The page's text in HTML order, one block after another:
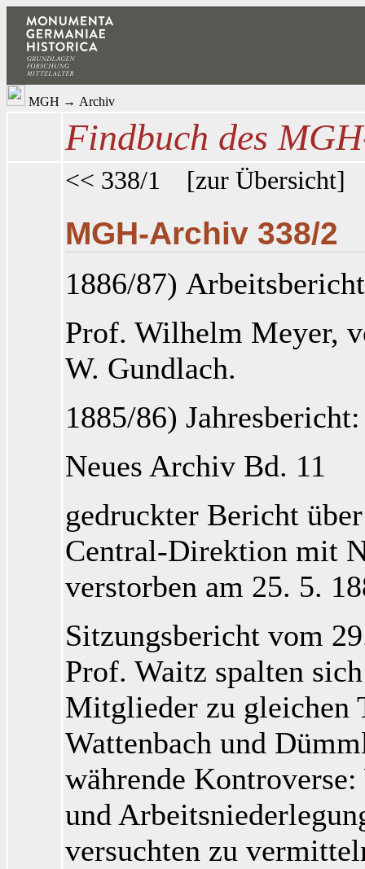
MGH → Archiv
Findbuch des
<< 338/1 [zur Übersicht
MGH-Archiv 338/2
1886/87)
Prof. Wilhelm Meyer,
W. Gundlach.
1885/86) Jahresbericht:
Neues Archiv Bd. 11
gedruckter Bericht
Central-Direktion mit
verstorben am 25. 5.
Sitzungsbericht vom
Prof. Waitz spalten
Mitglieder zu gleichen
Wattenbach und
währende Kontroverse:
und
versuchten zu